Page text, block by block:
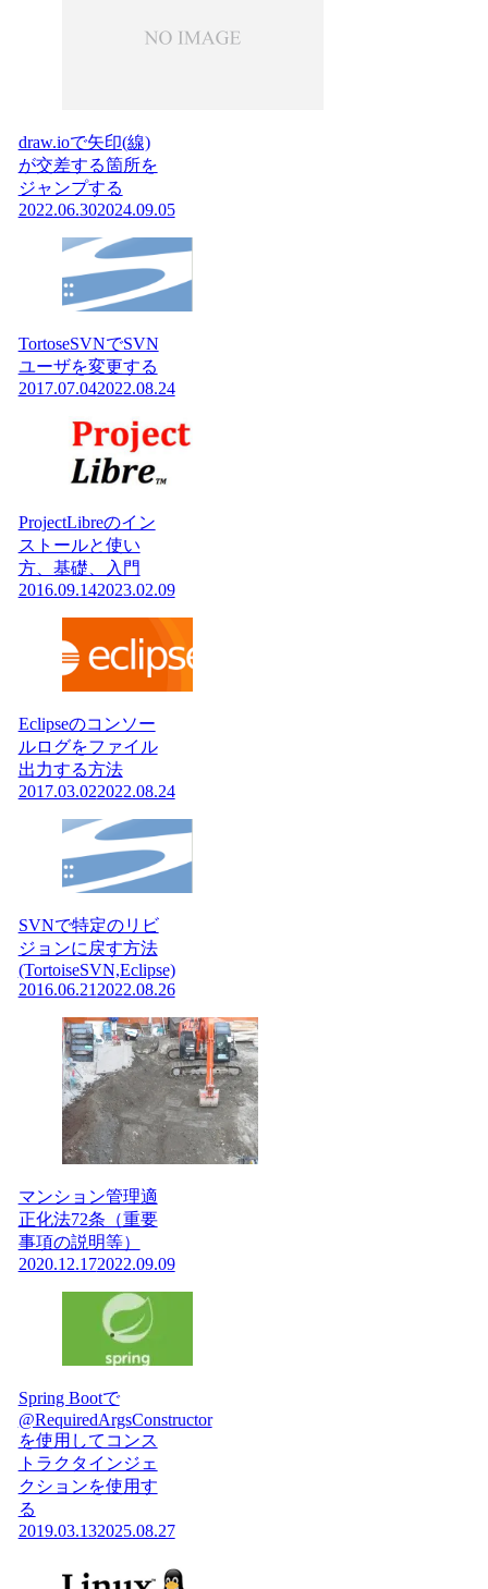
draw.ioで矢印(線)
が交差する箇所を
ジャンプする
2022.06.302024.09.05
TortoseSVNでSVN
ユーザを変更する
2017.07.042022.08.24
ProjectLibreのイン
ストールと使い
方、基礎、入門
2016.09.142023.02.09
Eclipseのコンソー
ルログをファイル
出力する方法
2017.03.022022.08.24
SVNで特定のリビ
ジョンに戻す方法
(TortoiseSVN,Eclipse)
2016.06.21 2022.08.26
マンション管理適
正化法72条（重要
事項の説明等）
2020.12.172022.09.09
Spring Bootで
@RequiredArgsConstructor
を使用してコンス
トラクタインジェ
クションを使用す
る
2019.03.132025.08.27